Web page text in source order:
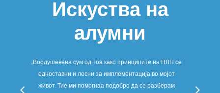
Искуства на
алумни
„Воодушевена сум од тоа како принципите на НЛП се
едноставни и лесни за имплементација во мојот
живот. Тие ми помогнаа подобро да се разберам